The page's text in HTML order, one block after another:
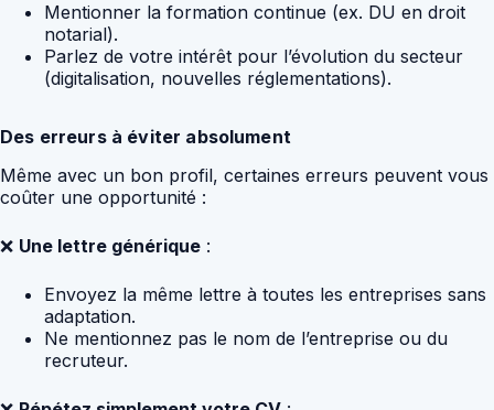
Mentionner la formation continue (ex. DU en droit
notarial).
Parlez de votre intérêt pour l’évolution du secteur
(digitalisation, nouvelles réglementations).
Des erreurs à éviter absolument
Même avec un bon profil, certaines erreurs peuvent vous
coûter une opportunité :
❌ Une lettre générique :
Envoyez la même lettre à toutes les entreprises sans
adaptation.
Ne mentionnez pas le nom de l’entreprise ou du
recruteur.